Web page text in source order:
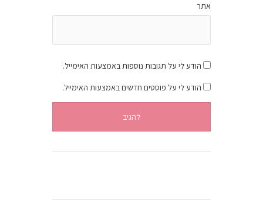
אתר
הודע לי על תגובות נוספות באמצעות האימייל.
הודע לי על פוסטים חדשים באמצעות האימייל.